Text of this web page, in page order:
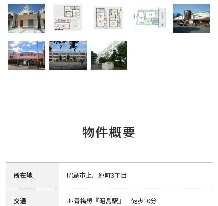
物件概要
所在地 昭島市上川原町3丁目
交通 JR青梅線『昭島駅』 徒歩10分